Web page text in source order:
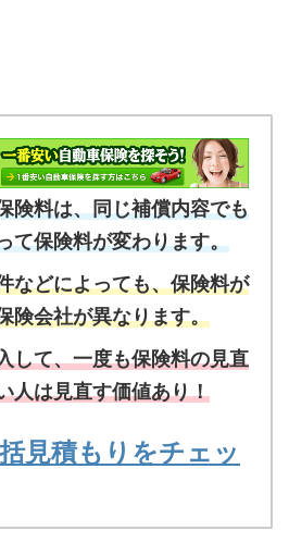
険料は、同じ補償内容でも
て保険料が変わります。
などによっても、保険料が
険会社が異なります。
して、一度も保険料の見直
人は見直す価値あり！
見積もりをチェッ